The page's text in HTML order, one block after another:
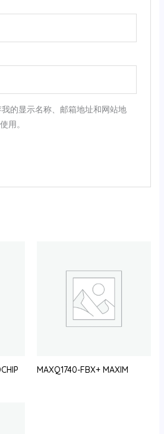
的显示名称、邮箱地址和网站地
用。
MAXQ1740-FBX+ MAXIM